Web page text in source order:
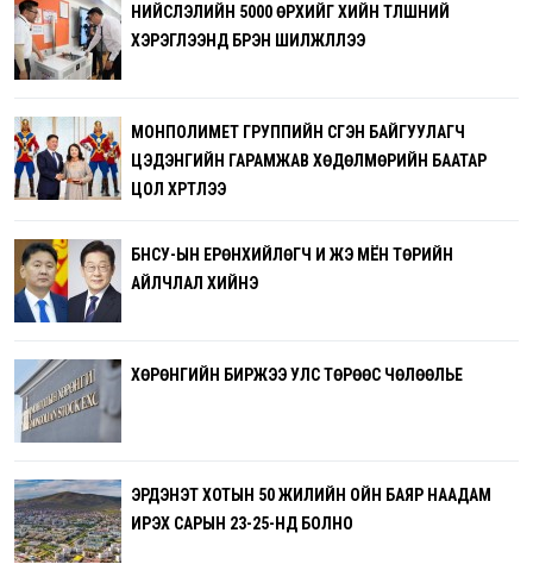
НИЙСЛЭЛИЙН 5000 ӨРХИЙГ ХИЙН ТҮЛШНИЙ
ХЭРЭГЛЭЭНД БҮРЭН ШИЛЖҮҮЛЛЭЭ
МОНПОЛИМЕТ ГРУППИЙН ҮҮСГЭН БАЙГУУЛАГЧ
ЦЭДЭНГИЙН ГАРАМЖАВ ХӨДӨЛМӨРИЙН БААТАР
ЦОЛ ХҮРТЛЭЭ
БНСУ-ЫН ЕРӨНХИЙЛӨГЧ И ЖЭ МЁН ТӨРИЙН
АЙЛЧЛАЛ ХИЙНЭ
ХӨРӨНГИЙН БИРЖЭЭ УЛС ТӨРӨӨС ЧӨЛӨӨЛЬЕ
ЭРДЭНЭТ ХОТЫН 50 ЖИЛИЙН ОЙН БАЯР НААДАМ
ИРЭХ САРЫН 23-25-НД БОЛНО